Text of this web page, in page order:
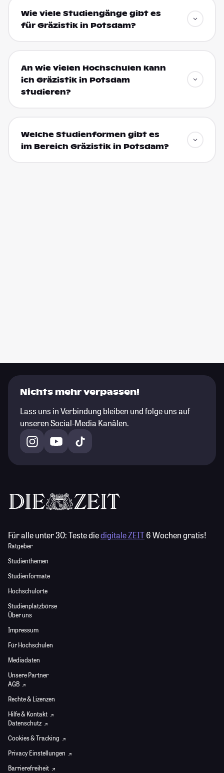
Wie viele Studiengänge gibt es
für Gräzistik in Potsdam?
An wie vielen Hochschulen kann
ich Gräzistik in Potsdam
studieren?
Welche Studienformen gibt es
im Bereich Gräzistik in Potsdam?
Nichts mehr verpassen!
Lass uns in Verbindung bleiben und folge uns auf
unseren Social-Media Kanälen.
Für alle unter 30:Teste diedigitale ZEIT6 Wochen gratis!
Ratgeber
Studienthemen
Studienformate
Hochschulorte
Studienplatzbörse
Über uns
Impressum
Für Hochschulen
Mediadaten
Unsere Partner
AGB
Rechte & Lizenzen
Hilfe & Kontakt
Datenschutz
Cookies & Tracking
Privacy Einstellungen
Barrierefreiheit